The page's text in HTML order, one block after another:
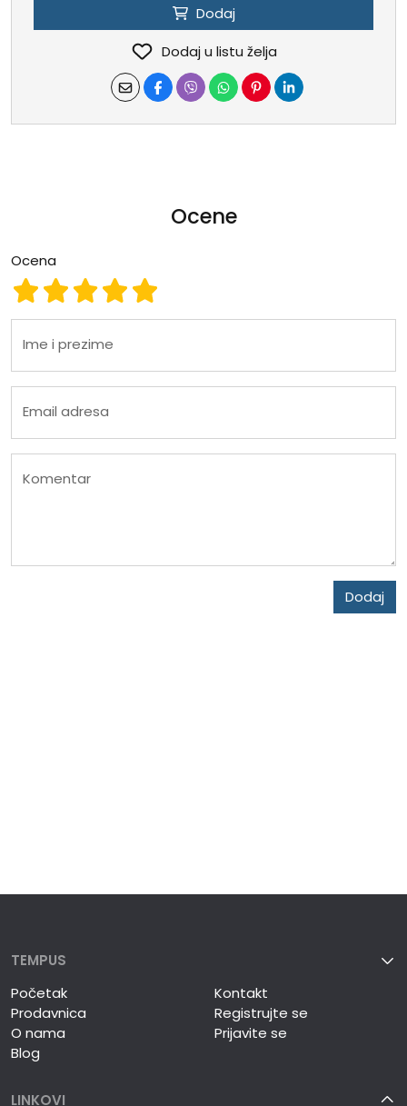
Dodaj
Dodaj u listu želja
Ocene
Ocena
Ocena 5
Ocena 4
Ocena 3
Ocena 2
Ocena 1
Ime i prezime
Email adresa
Komentar
Dodaj
TEMPUS
Početak
Prodavnica
O nama
Blog
Kontakt
Registrujte se
Prijavite se
LINKOVI